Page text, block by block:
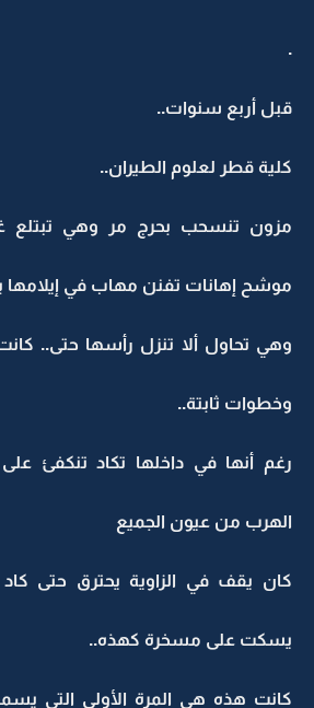
.
قبل أربع سنوات..
كلية قطر لعلوم الطيران..
مزون تنسحب بحرج مر وهي تبتلع
موشح إهانات تفنن مهاب في إيلامها
وهي تحاول ألا تنزل رأسها حتى..
وخطوات ثابتة..
رغم أنها في داخلها تكاد تنكفئ
الهرب من عيون الجميع
كان يقف في الزاوية يحترق حتى
يسكت على مسخرة كهذه..
كانت هذه هي المرة الأولى التي